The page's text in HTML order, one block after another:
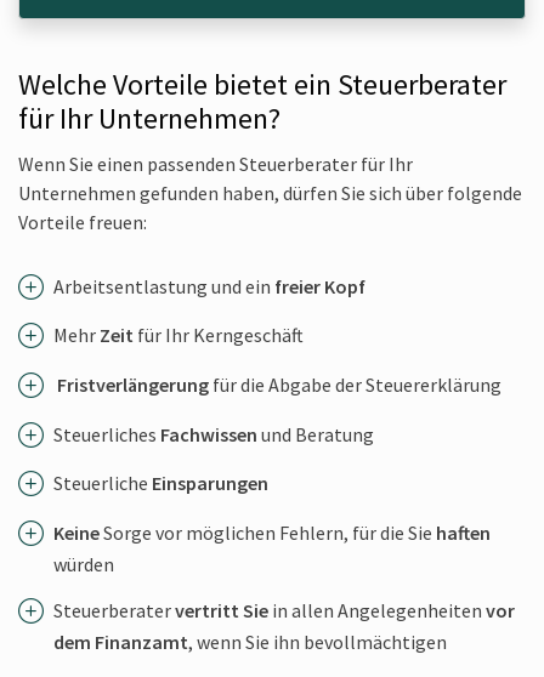
Welche Vorteile bietet ein Steuerberater
für Ihr Unternehmen?
Wenn Sie einen passenden Steuer­berater für Ihr
Unternehmen gefunden haben, dürfen Sie sich über folgende
Vorteile freuen:
Arbeits­entlastung und ein freier Kopf
Mehr Zeit für Ihr Kern­geschäft
Fristver­längerungfür die Abgabe der Steuer­erklärung
Steuer­liches Fachwissen und Beratung
Steuerliche Einspa­rungen
KeineSorge vor möglichen Fehlern, für die Sie haften
würden
Steuerberatervertritt Siein allen Angele­genheiten vor
dem Finanzamt, wenn Sie ihn bevoll­mächtigen